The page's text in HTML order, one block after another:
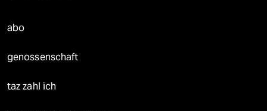
abo
genossenschaft
taz zahl ich